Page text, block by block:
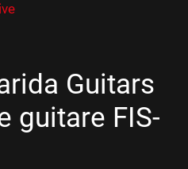
Guitars
guitare FIS-